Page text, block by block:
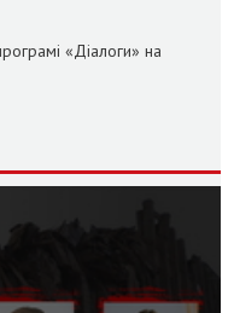
«Діалоги» на